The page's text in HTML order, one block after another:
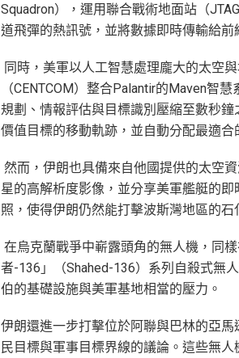
Squadron），運用聯合戰術地面站（
道飛彈的熱訊號，並將數據即時傳輸給
同時，美軍以人工智慧處理龐大的太空
（CENTCOM）整合Palantir的Maven智
規劃、情報評估與目標識別壓縮至數秒
價值目標的移動軌跡，並自動分配最適合
然而，伊朗也具備來自他國提供的太空
星的高解析度影像，並分享美軍艦艇的
照，使得伊朗仍然能打擊波斯灣地區的石
在烏克蘭戰爭中嶄露頭角的無人機，同
者-136」（Shahed-136）系列自殺式無
伯的基礎設施與美軍基地相當的壓力。
伊朗還進一步打擊位於阿聯與巴林的亞
民目標與軍事目標界線的議論。這些無